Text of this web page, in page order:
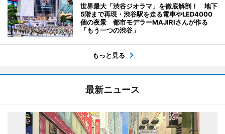
世界最大「渋谷ジオラマ」を徹底解剖！ 地下
5階まで再現・渋谷駅を走る電車やLED4000
個の夜景 都市モデラーMAJIRIさんが作る
「もう一つの渋谷」
もっと見る
最新ニュース